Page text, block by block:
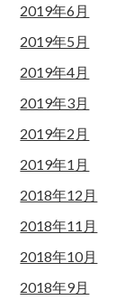
2019年6月
2019年5月
2019年4月
2019年3月
2019年2月
2019年1月
2018年12月
2018年11月
2018年10月
2018年9月